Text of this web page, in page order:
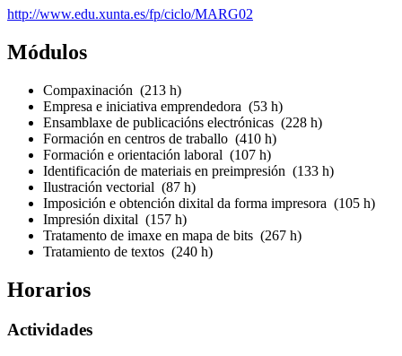
http://www.edu.xunta.es/fp/ciclo/MARG02
Módulos
Compaxinación (213 h)
Empresa e iniciativa emprendedora (53 h)
Ensamblaxe de publicacións electrónicas (228 h)
Formación en centros de traballo (410 h)
Formación e orientación laboral (107 h)
Identificación de materiais en preimpresión (133 h)
Ilustración vectorial (87 h)
Imposición e obtención dixital da forma impresora (105 h)
Impresión dixital (157 h)
Tratamento de imaxe en mapa de bits (267 h)
Tratamiento de textos (240 h)
Horarios
Actividades